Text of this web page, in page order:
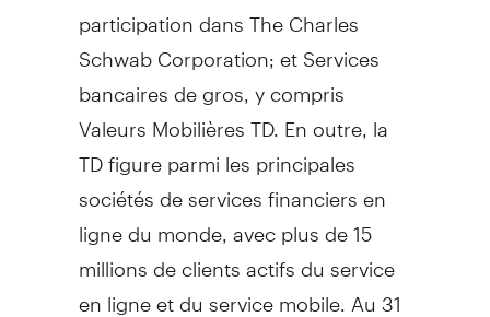
participation dans The Charles
Schwab Corporation; et Services
bancaires de gros, y compris
Valeurs Mobilières TD. En outre, la
TD figure parmi les principales
sociétés de services financiers en
ligne du monde, avec plus de 15
millions de clients actifs du service
en ligne et du service mobile. Au 31